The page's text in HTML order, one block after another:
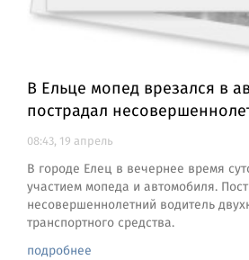
В Ельце мопед врезался в
пострадал
08:43, 19 апрель
В городе Елец в вечернее время
участием мопеда и автомобиля.
несовершеннолетний водитель
транспортного средства.
подробнее